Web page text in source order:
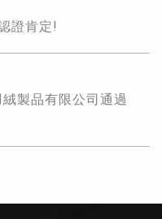
證肯定!
製品有限公司通過